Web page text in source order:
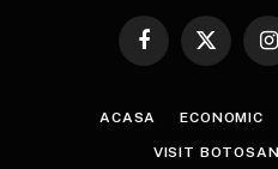
Facebook
X
ACASA ECONOMIC
VISIT